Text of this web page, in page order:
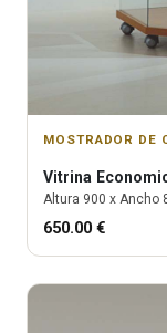
MOSTRADOR DE
Vitrina
Altura 900 x Ancho
650.00 €